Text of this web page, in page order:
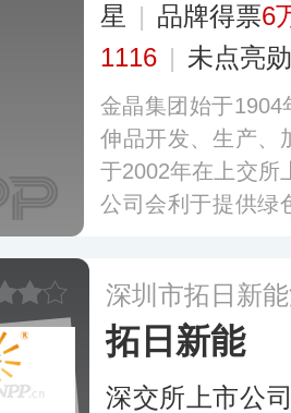
星 | 品牌得票6
1116 | 未点亮
金晶集团始于1904
伸品开发、生产、
于2002年在上交所
公司会利于提供绿
璃、汽车玻璃、
小苏打及小苏打洗
深圳市拓日新
拓日新能
深交所上市公